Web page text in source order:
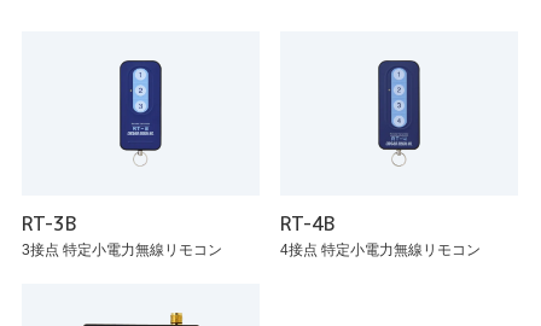
RT-3B
3接点 特定小電力無線リモコン
RT-4B
4接点 特定小電力無線リモコン